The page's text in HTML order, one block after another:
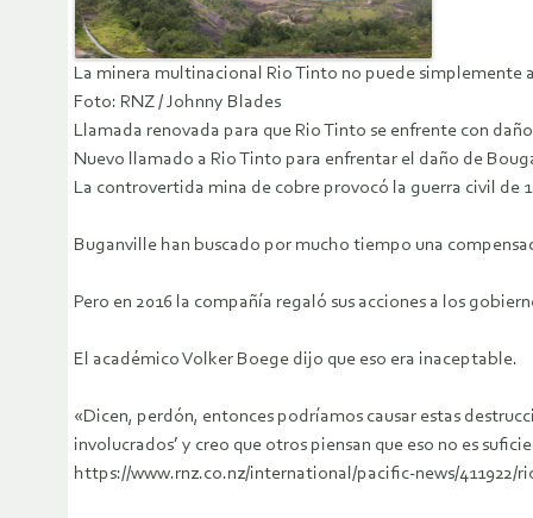
La minera multinacional Rio Tinto no puede simplemente
Foto: RNZ / Johnny Blades
Llamada renovada para que Rio Tinto se enfrente con
Nuevo llamado a Rio Tinto para enfrentar el daño de
La controvertida mina de cobre provocó la guerra civil de
Buganville han buscado por mucho tiempo una
Pero en 2016 la compañía regaló sus acciones a los
El académico Volker Boege dijo que eso era inaceptable.
«Dicen, perdón, entonces podríamos causar estas
involucrados’ y creo que otros piensan que eso no es
https://www.rnz.co.nz/international/pacific-news/